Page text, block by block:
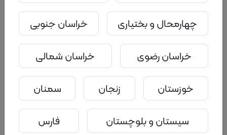
چهارمحال و بختیاری
خراسان جنوبی
خراسان رضوی
خراسان شمالی
خوزستان
زنجان
سمنان
سیستان و بلوچستان
فارس